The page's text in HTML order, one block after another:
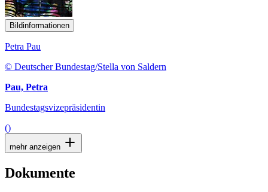
Bildinformationen
Petra Pau
© Deutscher Bundestag/Stella von Saldern
Pau, Petra
Bundestagsvizepräsidentin
()
mehr anzeigen
Dokumente